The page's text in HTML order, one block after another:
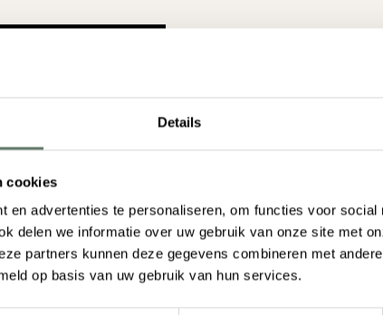
Details
cookies
en advertenties te personaliseren, om functies voor social
delen we informatie over uw gebruik van onze site met
partners kunnen deze gegevens combineren met
op basis van uw gebruik van hun services.